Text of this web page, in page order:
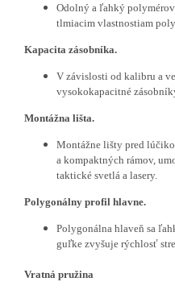
Odolný a ľahký
tlmiacim vlastnostiam
Kapacita zásobníka.
V závislosti od kalibru a
vysokokapacitné
Montážna lišta.
Montážne lišty pred
a kompaktných rámov,
taktické svetlá a lasery.
Polygonálny profil hlavne.
Polygonálna hlaveň sa
guľke zvyšuje rýchlosť
Vratná pružina